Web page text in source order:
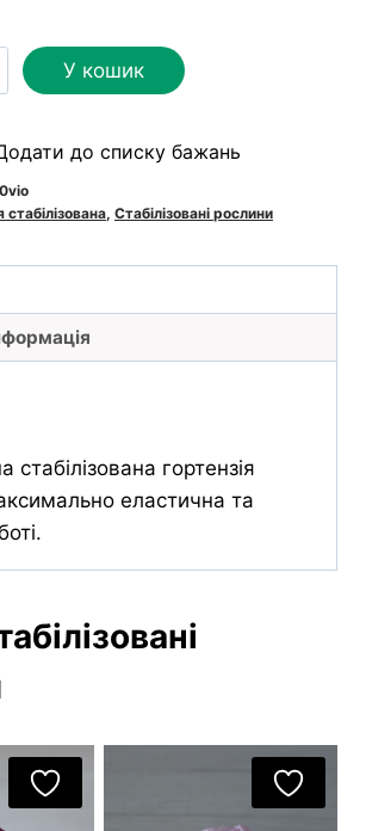
У кошик
до списку бажань
стабілізована, Стабілізовані рослини
стабілізована гортензія
еластична та